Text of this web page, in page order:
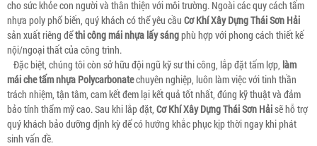
cho sức khỏe con người và thân thiện với môi trường. Ngoài các quy cách tấm
nhựa poly phổ biến, quý khách có thể yêu cầu Cơ Khí Xây Dựng Thái Sơn Hải
sản xuất riêng đểthi công mái nhựa lấy sángphù hợp với phong cách thiết kế
nội/ngoại thất của công trình.
Đặc biệt, chúng tôi còn sở hữu đội ngũ kỹ sư thi công, lắp đặt tấm lợp, làm
mái che tấm nhựa Polycarbonatechuyên nghiệp, luôn làm việc với tinh thần
trách nhiệm, tận tâm, cam kết đem lại kết quả tốt nhất, đúng kỹ thuật và đảm
bảo tính thẩm mỹ cao. Sau khi lắp đặt, Cơ Khí Xây Dựng Thái Sơn Hảisẽ hỗ trợ
quý khách bảo dưỡng định kỳ để có hướng khắc phục kịp thời ngay khi phát
sinh vấn đề.